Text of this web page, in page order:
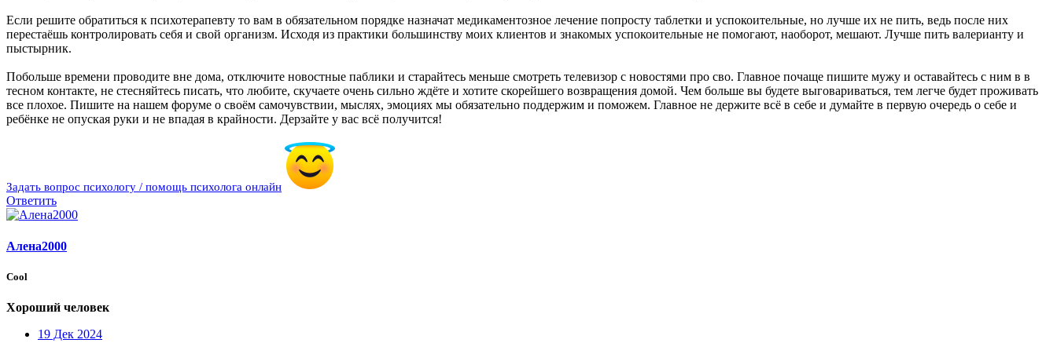
Если решите обратиться к психотерапевту то вам в обязательном порядке назначат медикаментозное лечение попросту таблетки и успокоительные, но лучше их не пить, ведь после них
перестаёшь контролировать себя и свой организм. Исходя из практики большинству моих клиентов и знакомых успокоительные не помогают, наоборот, мешают. Лучше пить валерианту и
пыстырник.
Побольше времени проводите вне дома, отключите новостные паблики и старайтесь меньше смотреть телевизор с новостями про сво. Главное почаще пишите мужу и оставайтесь с ним в в
тесном контакте, не стесняйтесь писать, что любите, скучаете очень сильно ждёте и хотите скорейшего возвращения домой. Чем больше вы будете выговариваться, тем легче будет проживать
все плохое. Пишите на нашем форуме о своём самочувствии, мыслях, эмоциях мы обязательно поддержим и поможем. Главное не держите всё в себе и думайте в первую очередь о себе и
ребёнке не опуская руки и не впадая в крайности. Дерзайте у вас всё получится!
Задать вопрос психологу / помощь психолога онлайн
Ответить
Алена2000
Cool
Хороший человек
19 Дек 2024